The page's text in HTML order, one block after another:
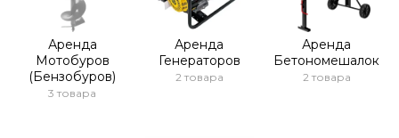
Аренда
Мотобуров
(Бензобуров)
3 товара
Аренда
Генераторов
2 товара
Аренда
Бетономешалок
2 товара